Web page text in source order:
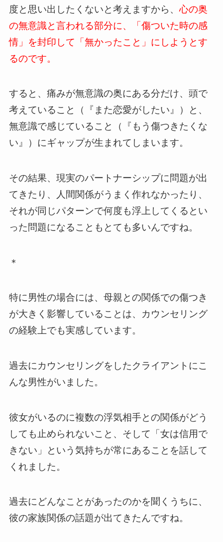
度と思い出したくないと考えますから、心の奥
の無意識と言われる部分に、「傷ついた時の感
情」を封印して「無かったこと」にしようとす
るのです。
すると、痛みが無意識の奥にある分だけ、頭で
考えていること（『また恋愛がしたい』）と、
無意識で感じていること（『もう傷つきたくな
い』）にギャップが生まれてしまいます。
その結果、現実のパートナーシップに問題が出
てきたり、人間関係がうまく作れなかったり、
それが同じパターンで何度も浮上してくるとい
った問題になることもとても多いんですね。
＊
特に男性の場合には、母親との関係での傷つき
が大きく影響していることは、カウンセリング
の経験上でも実感しています。
過去にカウンセリングをしたクライアントにこ
んな男性がいました。
彼女がいるのに複数の浮気相手との関係がどう
しても止められないこと、そして「女は信用で
きない」という気持ちが常にあることを話して
くれました。
過去にどんなことがあったのかを聞くうちに、
彼の家族関係の話題が出てきたんですね。